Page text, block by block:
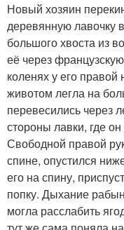
Новый хозяин
деревянную лавочку
большого хвоста из
её через
коленях у его правой
животом легла на
перевесились через
стороны лавки, где
Свободной правой
спине, опустился
его на спину,
попку. Дыхание
могла расслабить